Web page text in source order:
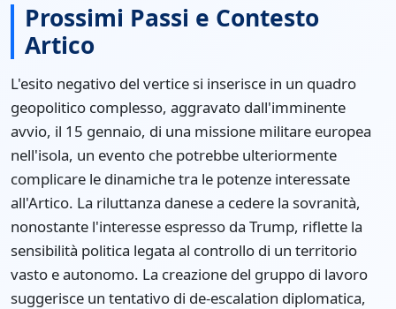
Prossimi Passi e Contesto
Artico
L'esito negativo del vertice si inserisce in un quadro
geopolitico complesso, aggravato dall'imminente
avvio, il 15 gennaio, di una missione militare europea
nell'isola, un evento che potrebbe ulteriormente
complicare le dinamiche tra le potenze interessate
all'Artico. La riluttanza danese a cedere la sovranità,
nonostante l'interesse espresso da Trump, riflette la
sensibilità politica legata al controllo di un territorio
vasto e autonomo. La creazione del gruppo di lavoro
suggerisce un tentativo di de-escalation diplomatica,